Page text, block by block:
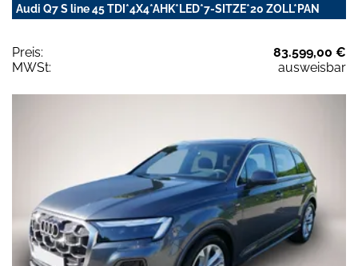
Audi Q7 S line 45 TDI*4X4*AHK*LED*7-SITZE*20 ZOLL*PAN
Preis:
83.599,00 €
MWSt:
ausweisbar